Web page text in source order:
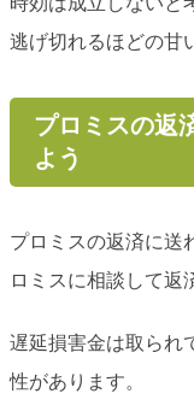
逃げ切れるほどの甘
プロミスの返
よう
プロミスの返済に送
ロミスに相談して返
遅延損害金は取られ
性があります。